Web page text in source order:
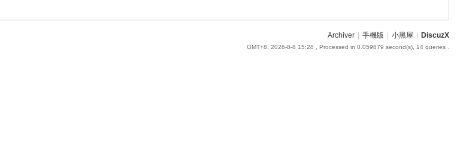
Archiver 手機版 小黑屋 DiscuzX
GMT+8, 2026-8-8 15:28 , Processed in 0.059879 second(s), 14 queries .